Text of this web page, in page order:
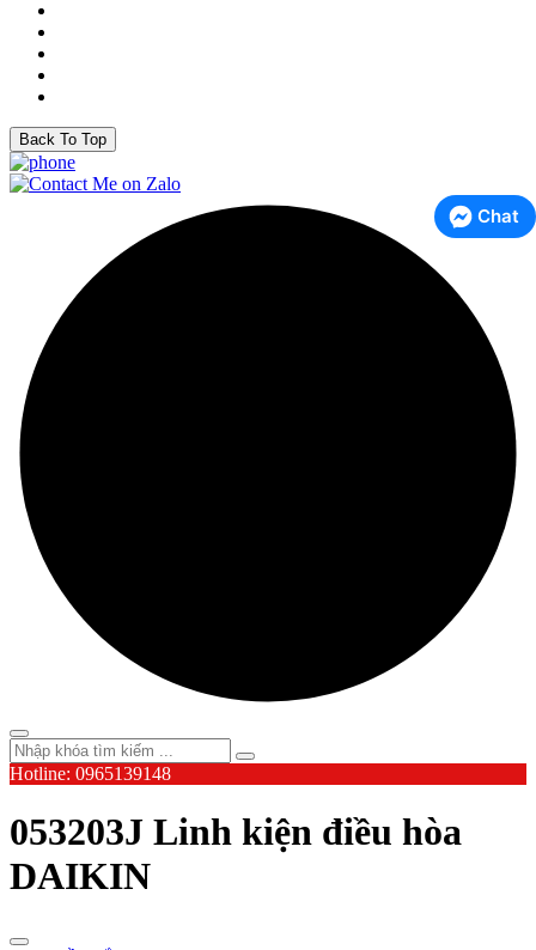
Back To Top
Chat
Hotline: 0965139148
053203J Linh kiện điều hòa
DAIKIN